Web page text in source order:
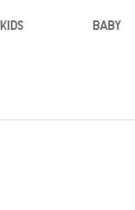
KIDS BABY